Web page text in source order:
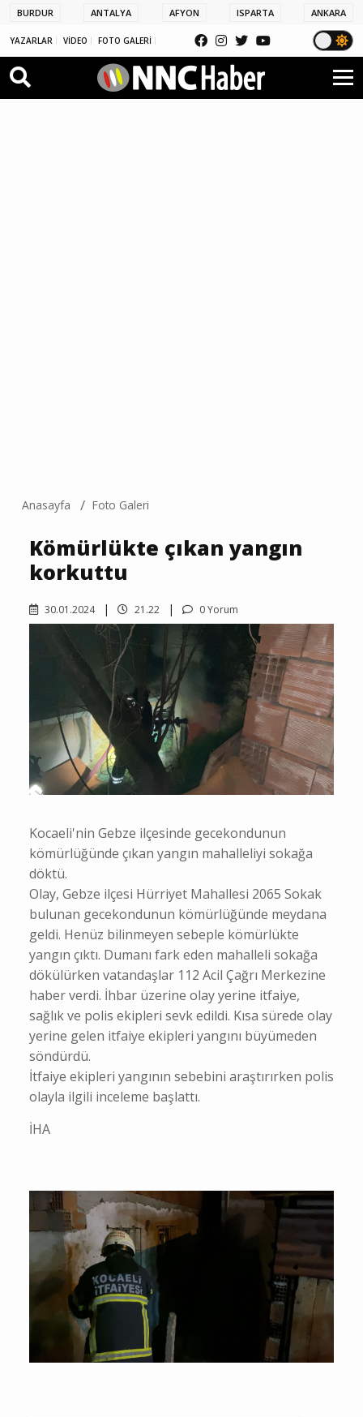
BURDUR ANTALYA AFYON ISPARTA ANKARA
YAZARLAR VİDEO FOTO GALERİ
Anasayfa Foto Galeri
Kömürlükte çıkan yangın
korkuttu
30.01.2024 21.22 0 Yorum
Kocaeli'nin Gebze ilçesinde gecekondunun
kömürlüğünde çıkan yangın mahalleliyi sokağa
döktü.
Olay, Gebze ilçesi Hürriyet Mahallesi 2065 Sokak
bulunan gecekondunun kömürlüğünde meydana
geldi. Henüz bilinmeyen sebeple kömürlükte
yangın çıktı. Dumanı fark eden mahalleli sokağa
dökülürken vatandaşlar 112 Acil Çağrı Merkezine
haber verdi. İhbar üzerine olay yerine itfaiye,
sağlık ve polis ekipleri sevk edildi. Kısa sürede olay
yerine gelen itfaiye ekipleri yangını büyümeden
söndürdü.
İtfaiye ekipleri yangının sebebini araştırırken polis
olayla ilgili inceleme başlattı.
İHA